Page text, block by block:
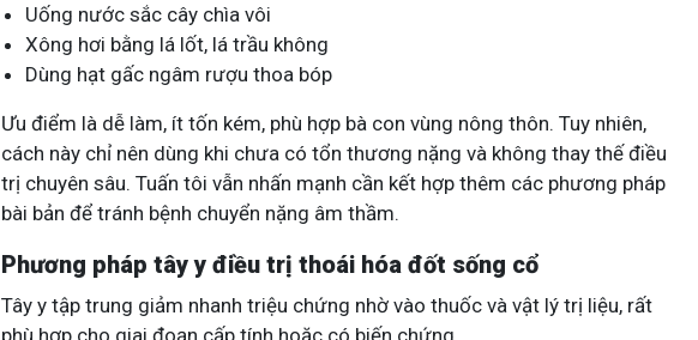
Uống nước sắc cây chìa vôi
Xông hơi bằng lá lốt, lá trầu không
Dùng hạt gấc ngâm rượu thoa bóp
Ưu điểm là dễ làm, ít tốn kém, phù hợp bà con vùng nông thôn. Tuy nhiên,
cách này chỉ nên dùng khi chưa có tổn thương nặng và không thay thế điều
trị chuyên sâu. Tuấn tôi vẫn nhấn mạnh cần kết hợp thêm các phương pháp
bài bản để tránh bệnh chuyển nặng âm thầm.
Phương pháp tây y điều trị thoái hóa đốt sống cổ
Tây y tập trung giảm nhanh triệu chứng nhờ vào thuốc và vật lý trị liệu, rất
phù hợp cho giai đoạn cấp tính hoặc có biến chứng.